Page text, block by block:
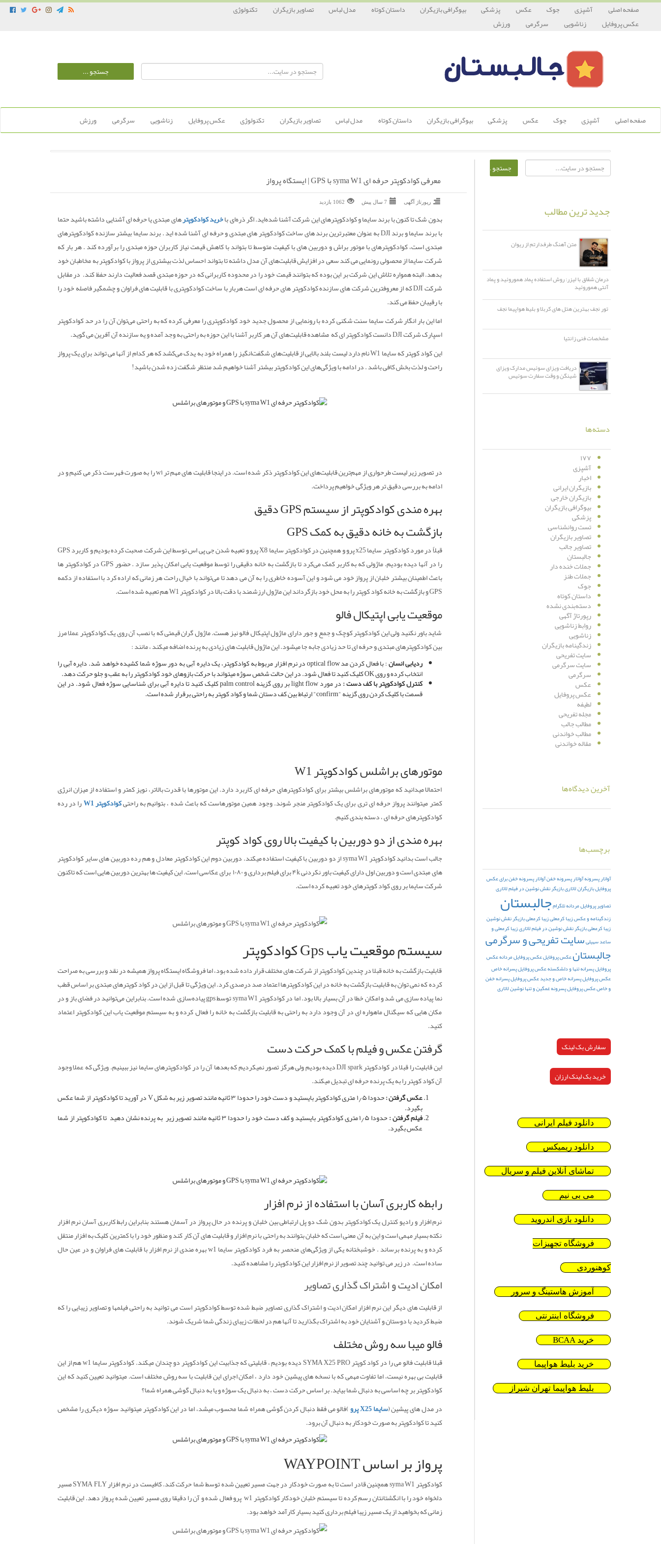
صفحه اصلی آشپزی جوک عکس پزشکی بیوگرافی بازیگران داستان کوتاه مدل لباس تصاویر بازیگران
تکنولوژی
عکس پروفایل
زناشویی سرگرمی ورزش
صفحه اصلی آشپزی جوک عکس پزشکی بیوگرافی بازیگران داستان کوتاه مدل لباس تصاویر بازیگران تکنولوژی عکس پروفایل زناشویی سرگرمی ورزش
جدید ترین مطالب
متن آهنگ طرفدارتم از ریوان
درمان شقاق با لیزر: روش استفاده پماد هموروئید و پماد
آنتی هموروئید
تور نجف بهترین هتل های کربلا و بلیط هواپیما نجف
مشخصات فنی زانتیا
دریافت ویزای سوئیس مدارک ویزای
شینگن و وقت سفارت سوئیس
دسته‌ها
۱۷۷
آشپزی
اخبار
بازیگران ایرانی
بازیگران خارجی
بیوگرافی بازیگران
پزشکی
تست روانشناسی
تصاویر بازیگران
تصاویر جالب
جالبستان
جملات خنده دار
جملات طنز
جوک
داستان کوتاه
دسته‌بندی نشده
رپورتاژ آگهی
روابط زناشویی
زناشویی
زندگینامه بازیگران
سایت تفریحی
سایت سرگرمی
سرگرمی
عکس
عکس پروفایل
لطیفه
مجله تفریحی
مطالب جالب
مطالب خواندنی
مقاله خواندنی
آخرین دیدگاه‌ها
برچسب‌ها
آواتار پسرونهآواتار پسرونه خفنآواتار پسرونه خفن برای عکس
پروفایلبازیگران لاتاریبازیگر نقش نوشین در فیلم لاتاری
تصاویر پروفایل مردانه تلگرامجالبستان
زندگینامه و عکس زیبا کرمعلیزیبا کرمعلی بازیگر نقش نوشین
زیبا کرمعلی بازیگر نقش نوشین در فیلم لاتاریزیبا کرمعلی و
ساعد سهیلیسایت تفریحی و سرگرمی
جالبستانعکس پروفایلعکس پروفایل مردانهعکس
پروفایل پسرانه تنها و دلشکستهعکس پروفایل پسرانه خاص
عکس پروفایل پسرانه خاص و جدیدعکس پروفایل پسرانه خفن
و خاصعکس پروفایل پسرونه غمگین و تنهانوشین لاتاری
سفارش بک لینک
خرید بک لینک ارزان
دانلود فیلم ایرانی
دانلود ریمیکس
تماشای آنلاین فیلم و سریال
می بی نیم
دانلود بازی اندروید
فروشگاه تجهیزات
کوهنوردی
آموزش هاستینگ و سرور
فروشگاه اینترنتی
خرید BCAA
خرید بلیط هواپیما
بلیط هواپیما تهران شیراز
معرفی کوادکوپتر حرفه ای syma W1 با GPS | ایستگاه پرواز
رپورتاژ آگهی 7 سال پیش 1062 بازديد
بدون شک تا کنون با برند سایما و کوادکوپترهای این شرکت آشنا شده‌اید. اگر ذره‌ای باخرید کوادکوپترهای مبتدی یا حرفه ای آشنایی داشته باشید حتما
با برند سایما و برند DJI به عنوان معتبرترین برند های ساخت کوادکوپتر های مبتدی و حرفه ای آشنا شده اید . برند سایما بیشتر سازنده کوادکوپترهای
مبتدی است، کوادکوپترهای با موتور براش و دوربین های با کیفیت متوسط تا بتواند با کاهش قیمت نیاز کاربران حوزه مبتدی را برآورده کند . هر بار که
شرکت سایما از محصولی رونمایی می کند سعی در افزایش قابلیت‌های آن مدل داشته تا بتواند احساس لذت بیشتری از پرواز با کوادکوپتر به مخاطبان خود
بدهد. البته همواره تلاش این شرکت بر این بوده که بتوانند قیمت خود را در محدوده کاربرانی که در حوزه مبتدی قصد فعالیت دارند حفظ کند. در مقابل
شرکت DJI که از معروفترین شرکت های سازنده کوادکوپتر های حرفه ای است هربار با ساخت کوادکوپتری با قابلیت های فراوان و چشمگیر فاصله خود را
با رقیبان حفظ می کند.
اما این بار انگار شرکت سایما سنت شکنی کرده با رونمایی از محصول جدید خود کوادکوپتری را معرفی کرده که به راحتی می‌توان آن را در حد کوادکوپتر
اسپارک شرکت DJI دانست کوادکوپتر ای که مشاهده قابلیت‌های آن هر کاربر آشنا با این حوزه به راحتی به وجد آمده و یه سازنده آن آفرین می گوید.
این کواد کوپتر که سایما W1 نام دارد لیست بلند بالایی از قابلیت‌های شگفت‌انگیز را همراه خود به یدک می‌کشد که هر کدام از آنها می تواند برای یک پرواز
راحت و لذت بخش کافی باشد . در ادامه با ویژگی‌های این کوادکوپتر بیشتر آشنا خواهیم شد منتظر شگفت زده شدن باشید!
در تصویر زیر لیست طرحواری از مهم‌ترین قابلیت‌های این کوادکوپتر ذکر شده است. در اینجا قابلیت های مهم تر w۱ را به صورت فهرست ذکر می کنیم و در
ادامه به بررسی دقیق تر هر ویژگی خواهیم پرداخت.
بهره مندی کوادکوپتر از سیستم GPS دقیق
بازگشت به خانه دقیق به کمک GPS
قبلاً در مورد کوادکوپتر سایما x25 پرو و همچنین در کوادکوپتر سایما X8 پرو و تعبیه شدن جی پی اس توسط این شرکت صحبت کرده بودیم و کاربرد GPS
را در آنها دیده بودیم. ماژولی که به کاربر کمک می‌کرد تا بازگشت به خانه دقیقی را توسط موقعیت یابی امکان پذیر سازد . حضور GPS در کوادکوپتر ها
باعث اطمینان بیشتر خلبان از پرواز خود می شود و این آسوده خاطری را به آن می دهد تا می‌تواند با خیال راحت هر زمانی که اراده کرد با استفاده از دکمه
GPS و بازگشت به خانه کواد کوپتر را به محل خود بازگرداند این ماژول ارزشمند با دقت بالا در کوادکوپتر W1 هم تعبیه شده است.
موقعیت یابی اپتیکال فالو
شاید باور نکنید ولی این کوادکوپتر کوچک و جمع و جور دارای ماژول اپتیکال فالو نیز هست. ماژول گران قیمتی که با نصب آن روی یک کوادکوپتر عملا مرز
بین کوادکوپترهای مبتدی و حرفه ای تا حد زیادی جابه جا میشود. این ماژول قابلیت های زیادی به پرنده اضافه میکند ، مانند :
ردیابی انسان
: با فعال کردن مد optical flow در نرم افزار مربوط به کوادکوپتر، یک دایره آبی به دور سوژه شما کشیده خواهد شد. دایره آبی را
انتخاب کرده و روی OK کلیک کنید تا فعال شود. در این حالت شخص سوژه میتواند با حرکت بازوهای خود کوادکوپتر را به عقب و جلو حرکت دهد.
کنترل کوادکوپتر با کف دست : در مورد light flow بر روی گزینه palm control کلیک کنید تا دایره آبی برای شناسایی سوژه فعال شود. در این
قسمت با کلیک کردن روی گزینه "confirm" ارتباط بین کف دستان شما و کواد کوپتر به راحتی برقرار شده است.
موتورهای براشلس کوادکوپتر W1
احتمالا میدانید که موتورهای براشلس بیشتر برای کوادکوپترهای حرفه ای کاربرد دارد. این موتورها با قدرت بالاتر، نویز کمتر و استفاده از میزان انرژی
کمتر میتوانند پرواز حرفه ای تری برای یک کوادکوپتر منجر شوند. وجود همین موتورهاست که باعث شده ، بتوانیم به راحتیکوادکوپتر W1
را در رده
کوادکوپترهای حرفه ای ، دسته بندی کنیم.
بهره مندی از دو دوربین با کیفیت بالا روی کواد کوپتر
جالب است بدانید کوادکوپتر syma W1 از دو دوربین با کیفیت استفاده میکند. دوربین دوم این کوادکوپتر معادل و هم رده دوربین های سایر کوادکوپتر
های مبتدی است و دوربین اول دارای کیفیت باور نکردنی ۴k برای فیلم برداری و ۱۰۸۰ برای عکاسی است. این کیفیت ها بهترین دوربین هایی است که تاکنون
شرکت سایما بر روی کواد کوپترهای خود تعبیه کرده است.
سیستم موقعیت یاب Gps کوادکوپتر
قابلیت بازگشت به خانه قبلا در چندین کوادکوپتر از شرکت های مختلف قرار داده شده بود، اما فروشگاه ایستگاه پرواز همیشه در نقد و بررسی به صراحت
کرده که نمی توان به قابلیت بازگشت به خانه در این کوادکوپترها اعتماد صد درصدی کرد. این ویژگی تا قبل از این در کواد کوپترهای مبتدی بر اساس قطب
نما پیاده سازی می شد و امکان خطا در آن بسیار بالا بود. اما در کوادکوپتر syma W1 توسط gps پیاده‌سازی شده است. بنابراین می‌توانید در فضای باز و در
مکان هایی که سیگنال ماهواره ای در آن وجود دارد به راحتی به قابلیت بازگشت به خانه را فعال کرده و به سیستم موقعیت یاب این کوادکوپتر اعتماد
کنید.
گرفتن عکس و فیلم با کمک حرکت دست
این قابلیت را قبلا در کوادکوپتر DJI spark دیده بودیم ولی هرگز تصور نمیکردیم که بعدها آن را در کوادکوپترهای سایما نیز ببینیم. ویژگی که عملا وجود
آن کواد کوپتر را به یک پرنده حرفه ای تبدیل میکند.
عکس گرفتن :
حدودا ۱٫۵ متری کوادکوپتر بایستید و دست خود را حدودا ۳ ثانیه مانند تصویر زیر به شکل V در آورید تا کوادکوپتر از شما عکس
بگیرد.
فیلم گرفتن : حدودا ۱٫۵ متری کوادکوپتر بایستید و کف دست خود را حدودا ۳ ثانیه مانند تصویر زیر به پرنده نشان دهید تا کوادکوپتر از شما
عکس بگیرد.
رابطه کاربری آسان با استفاده از نرم افزار
نرم افزار و رادیو کنترل یک کوادکوپتر بدون شک دو پل ارتباطی بین خلبان و پرنده در حال پرواز در آسمان هستند بنابراین رابط کاربری آسان نرم افزار
نکته بسیار مهمی است و این به آن معنی است که خلبان بتوانند به راحتی با نرم افزار و قابلیت های آن کار کند و منظور خود را با کمترین کلیک به افزار منتقل
کرده و به پرنده برساند . خوشبختانه یکی از ویژگی‌های منحصر به فرد کوادکوپتر سایما w1 بهره مندی از نرم افزار با قابلیت های فراوان و در عین حال
ساده است. در زیر می توانید چند تصویر از نرم افزار این کوادکوپتر را مشاهده کنید.
امکان ادیت و اشتراک گذاری تصاویر
از قابلیت های دیگر این نرم افزار امکان ادیت و اشتراک گذاری تصاویر ضبط شده توسط کوادکوپتر است می توانید به راحتی فیلمها و تصاویر زیبایی را که
ضبط کردید با دوستان و آشنایان خود به اشتراک بگذارید تا آنها هم در لحظات زیبای زندگی شما شریک شوند.
فالو میبا سه روش مختلف
قبلا قابلیت فالو می را در کواد کوپتر SYMA X25 PRO دیده بودیم ، قابلیتی که جذابیت این کوادکوپتر دو چندان میکند. کوادکوپتر سایما w1 هم از این
قابلیت بی بهره نیست، اما تفاوت مهمی که با نسخه های پیشین خود دارد ، امکان اجرای این قابلیت با سه روش مختلف است. میتوانید تعیین کنید که این
کوادکوپتر بر چه اساسی به دنبال شما بیاید. بر اساس حرکت دست ، به دنبال یک سوژه و یا به دنبال گوشی همراه شما؟
در مدل های پیشین (سایما X25 پرو
)فالو می فقط دنبال کردن گوشی همراه شما محسوب میشد، اما در این کوادکوپتر میتوانید سوژه دیگری را مشخص
کنید تا کوادکوپتر به صورت خودکار به دنبال آن برود.
پرواز بر اساس WAYPOINT
کوادکوپتر syma W1 همچنین قادر است تا به صورت خودکار در جهت مسیر تعیین شده توسط شما حرکت کند. کافیست در نرم افزار SYMA FLY مسیر
دلخواه خود را با انگشتانتان رسم کرده تا سیستم خلبان خودکار کوادکوپتر w1 پرو فعال شده و آن را دقیقا روی مسیر تعیین شده پرواز دهد. این قابلیت
زمانی که بخواهید از یک مسیر زیبا فیلم برداری کنید بسیار کارآمد خواهد بود.